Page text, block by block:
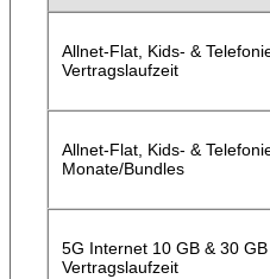
Allnet-Flat, Kids- &
Vertragslaufzeit
Allnet-Flat, Kids- &
Monate/Bundles
5G Internet 10 GB & 30
Vertragslaufzeit